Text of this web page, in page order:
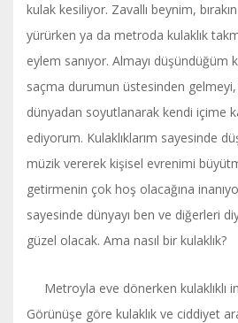
kulak kesiliyor. Zavallı beynim,
yürürken ya da metroda kulaklık
eylem sanıyor. Almayı düşündüğüm
saçma durumun üstesinden gelmeyi,
dünyadan soyutlanarak kendi içime
ediyorum. Kulaklıklarım sayesinde
müzik vererek kişisel evrenimi
getirmenin çok hoş olacağına
sayesinde dünyayı ben ve diğerleri
güzel olacak. Ama nasıl bir kulaklık?
Metroyla eve dönerken kulaklıklı
Görünüşe göre kulaklık ve ciddiyet